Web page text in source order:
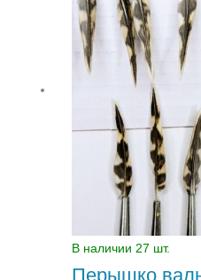
В наличии 27 шт.
Перышко
вальдшнепа
(для
шрифтов
миниатюры)
(Без
держателя)